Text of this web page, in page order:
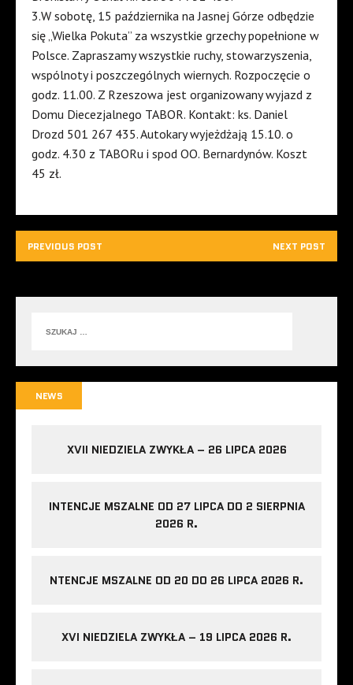
3.W sobotę, 15 października na Jasnej Górze odbędzie
się „Wielka Pokuta” za wszystkie grzechy popełnione w
Polsce. Zapraszamy wszystkie ruchy, stowarzyszenia,
wspólnoty i poszczególnych wiernych. Rozpoczęcie o
godz. 11.00. Z Rzeszowa jest organizowany wyjazd z
Domu Diecezjalnego TABOR. Kontakt: ks. Daniel
Drozd 501 267 435. Autokary wyjeżdżają 15.10. o
godz. 4.30 z TABORu i spod OO. Bernardynów. Koszt
45 zł.
PREVIOUS POST NEXT POST
NEWS
XVII NIEDZIELA ZWYKŁA – 26 LIPCA 2026
INTENCJE MSZALNE OD 27 LIPCA DO 2 SIERPNIA
2026 R.
NTENCJE MSZALNE OD 20 DO 26 LIPCA 2026 R.
XVI NIEDZIELA ZWYKŁA – 19 LIPCA 2026 R.